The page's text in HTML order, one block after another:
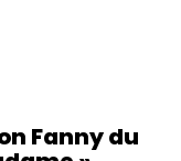
Fanny du